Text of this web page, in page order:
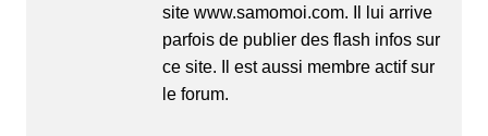
site www.samomoi.com. Il lui arrive
parfois de publier des flash infos sur
ce site. Il est aussi membre actif sur
le forum.